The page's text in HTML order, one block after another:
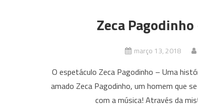
Zeca
março 13, 2018
O espetáculo Zeca Pagodinho – Uma
amado Zeca Pagodinho, um homem que
com a música! Através da